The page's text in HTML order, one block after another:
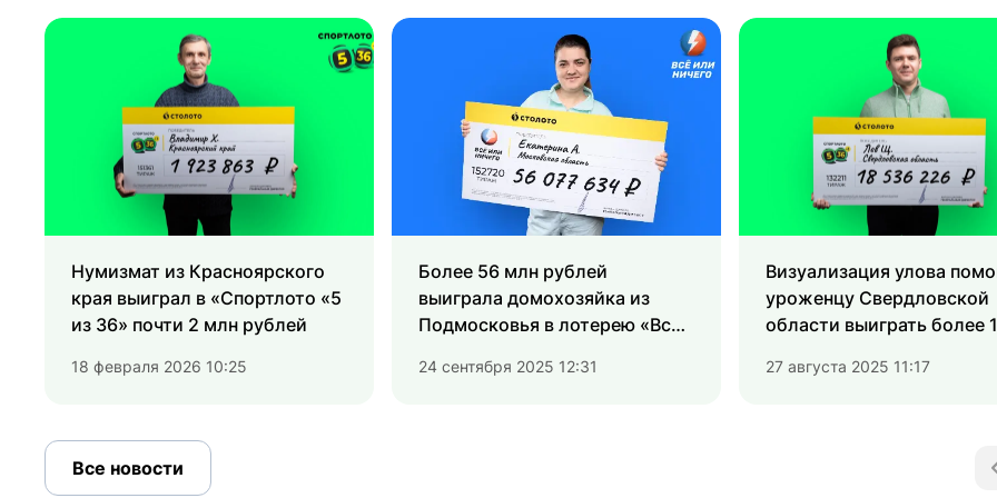
Нумизмат из Красноярского
края выиграл в «Спортлото «5
из 36» почти 2 млн рублей
18 февраля 2026 10:25
Более 56 млн рублей
выиграла домохозяйка из
Подмосковья в лотерею «Всё
24 сентября 2025 12:31
Визуализация улова
уроженцу Свердловской
области выиграть более
из 36»
27 августа 2025 11:17
Все новости